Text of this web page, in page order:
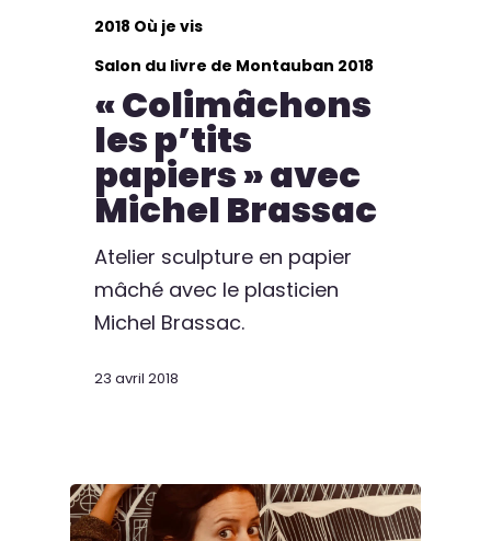
2018 Où je vis
Salon du livre de Montauban 2018
« Colimâchons
les p’tits
papiers » avec
Michel Brassac
Atelier sculpture en papier
mâché avec le plasticien
Michel Brassac.
23 avril 2018